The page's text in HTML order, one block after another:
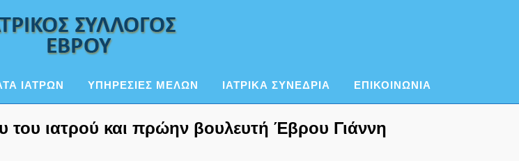
ΙΑΤΡΩΝ ΥΠΗΡΕΣΙΕΣ ΜΕΛΩΝ ΙΑΤΡΙΚΑ ΣΥΝΕΔΡΙΑ ΕΠΙΚΟΙΝΩΝΙΑ
του ιατρού και πρώην βουλευτή Έβρου Γιάννη